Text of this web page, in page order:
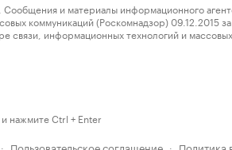
и материалы информационного
коммуникаций (Роскомнадзор)
связи, информационных технологий и
нажмите Ctrl + Enter
Пользовательское соглашение Политика